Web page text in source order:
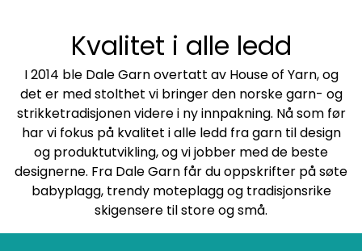
Kvalitet i alle ledd
I 2014 ble Dale Garn overtatt av House of Yarn, og
det er med stolthet vi bringer den norske garn- og
strikketradisjonen videre i ny innpakning. Nå som før
har vi fokus på kvalitet i alle ledd fra garn til design
og produktutvikling, og vi jobber med de beste
designerne. Fra Dale Garn får du oppskrifter på søte
babyplagg, trendy moteplagg og tradisjonsrike
skigensere til store og små.